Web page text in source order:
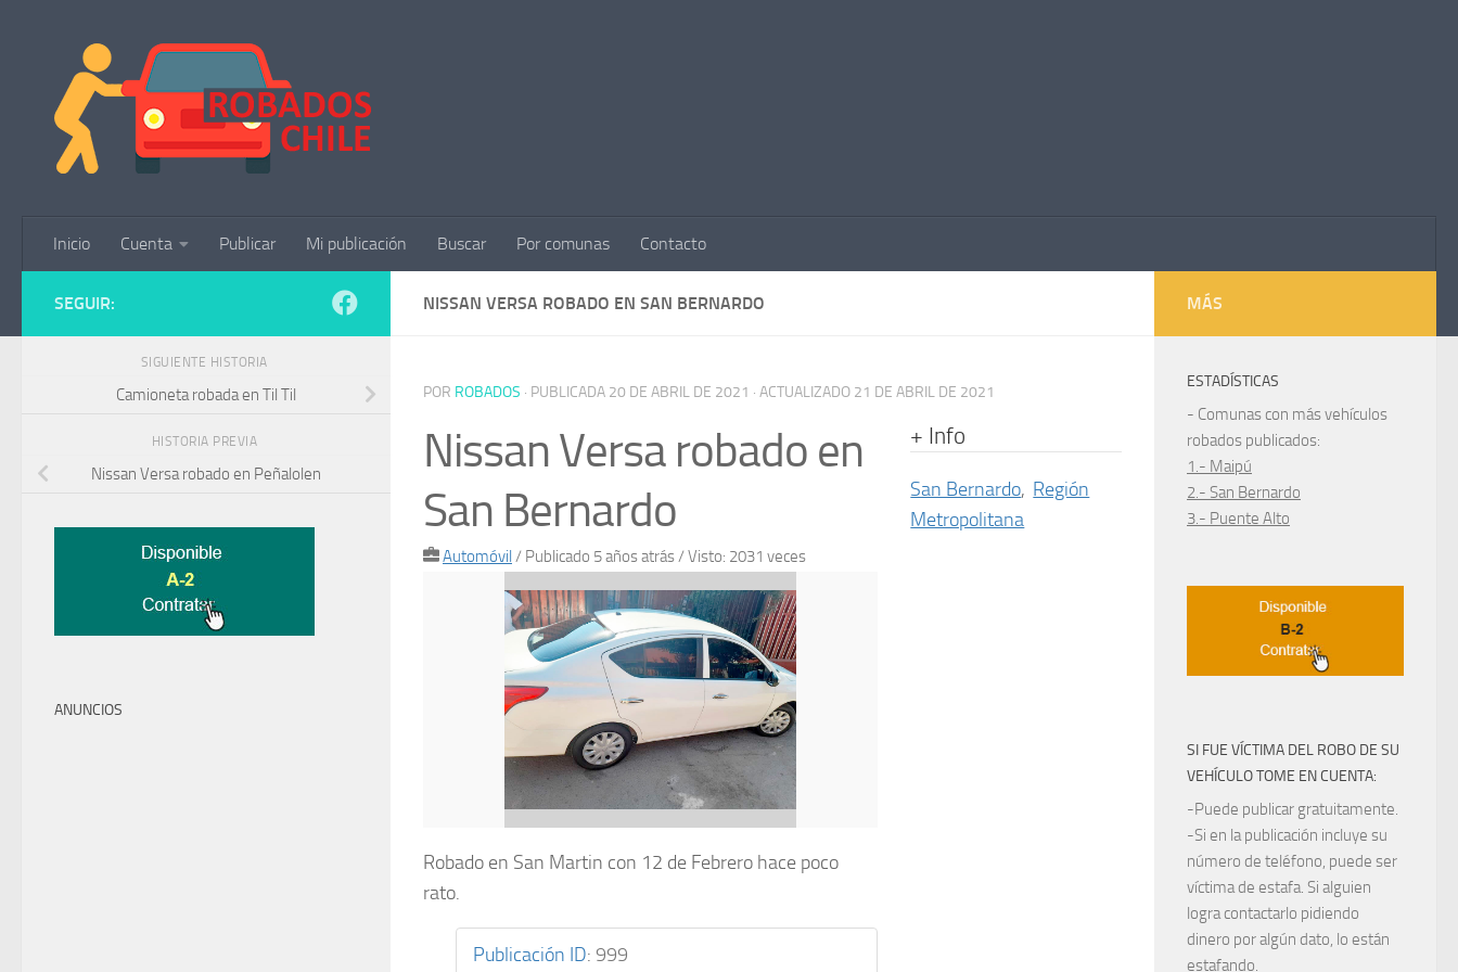
Inicio Cuenta Publicar Mi publicación Buscar Por comunas Contacto
NISSAN VERSA ROBADO EN SAN BERNARDO
POR ROBADOS · PUBLICADA 20 DE ABRIL DE 2021 · ACTUALIZADO 21 DE ABRIL DE 2021
Nissan Versa robado en
San Bernardo
Automóvil / Publicado 5 años atrás/ Visto: 2031 veces
Robado en San Martin con 12 de Febrero hace poco
rato.
Publicación ID: 999
+ Info
San Bernardo, Región
Metropolitana
SEGUIR:
SIGUIENTE HISTORIA
Camioneta robada en Til Til
HISTORIA PREVIA
Nissan Versa robado en Peñalolen
ANUNCIOS
MÁS
ESTADÍSTICAS
- Comunas con más vehículos
robados publicados:
1.- Maipú
2.- San Bernardo
3.- Puente Alto
SI FUE VÍCTIMA DEL ROBO DE SU
VEHÍCULO TOME EN CUENTA:
-Puede publicar gratuitamente.
-Si en la publicación incluye su
número de teléfono, puede ser
víctima de estafa. Si alguien
logra contactarlo pidiendo
dinero por algún dato, lo están
estafando.